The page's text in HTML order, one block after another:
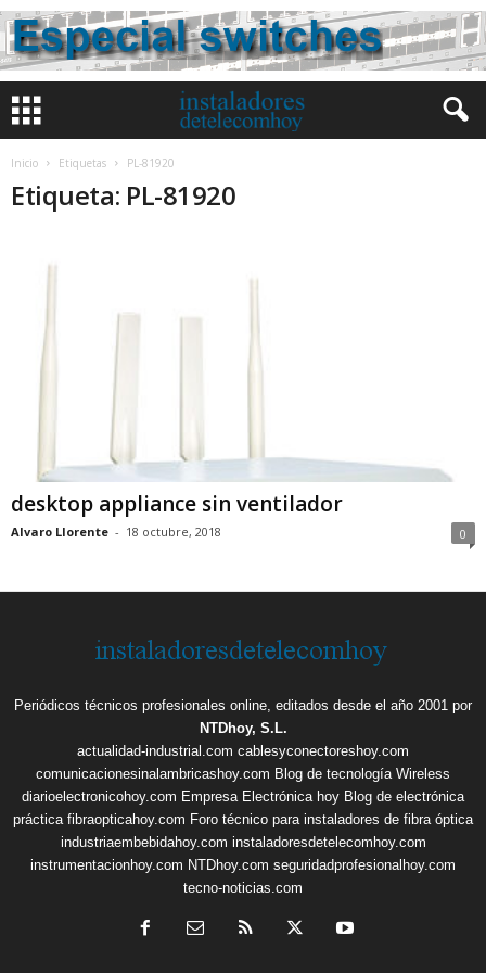
Inicio Etiquetas PL-81920
Etiqueta: PL-81920
desktop appliance sin ventilador
Alvaro Llorente - 18 octubre, 2018 0
Periódicos técnicos profesionales online, editados desde el año 2001 por
NTDhoy, S.L.
actualidad-industrial.com cablesyconectoreshoy.com
comunicacionesinalambricashoy.com Blog de tecnología Wireless
diarioelectronicohoy.com Empresa Electrónica hoy Blog de electrónica
práctica fibraopticahoy.com Foro técnico para instaladores de fibra óptica
industriaembebidahoy.com instaladoresdetelecomhoy.com
instrumentacionhoy.com NTDhoy.com seguridadprofesionalhoy.com
tecno-noticias.com